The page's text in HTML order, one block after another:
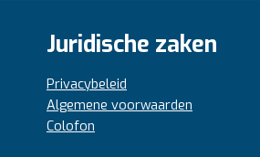
Juridische zaken
Privacybeleid
Algemene voorwaarden
Colofon